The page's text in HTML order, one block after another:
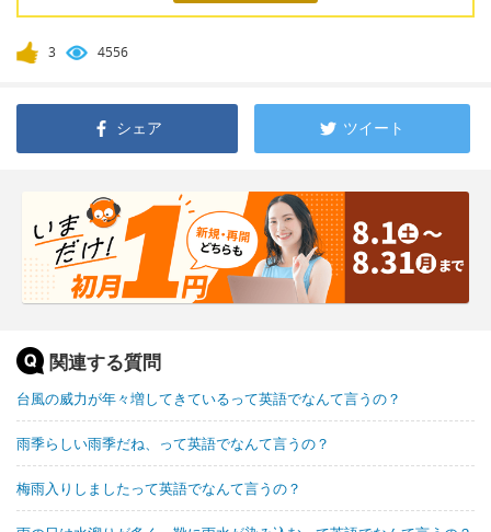
3 4556
シェア ツイート
関連する質問
台風の威力が年々増してきているって英語でなんて言うの？
雨季らしい雨季だね、って英語でなんて言うの？
梅雨入りしましたって英語でなんて言うの？